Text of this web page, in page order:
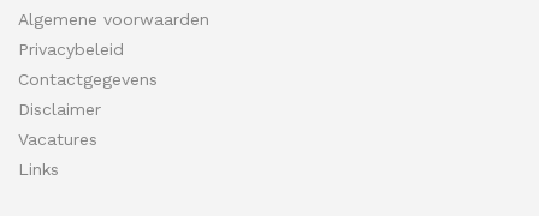
Algemene voorwaarden
Privacybeleid
Contactgegevens
Disclaimer
Vacatures
Links